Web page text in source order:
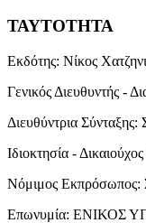
ΤΑΥΤΟΤΗΤΑ
Εκδότης: Νίκος
Γενικός Διευθυντής -
Διευθύντρια Σύνταξης:
Ιδιοκτησία -
Νόμιμος Εκπρόσωπος:
Επωνυμία: ΕΝΙΚΟΣ